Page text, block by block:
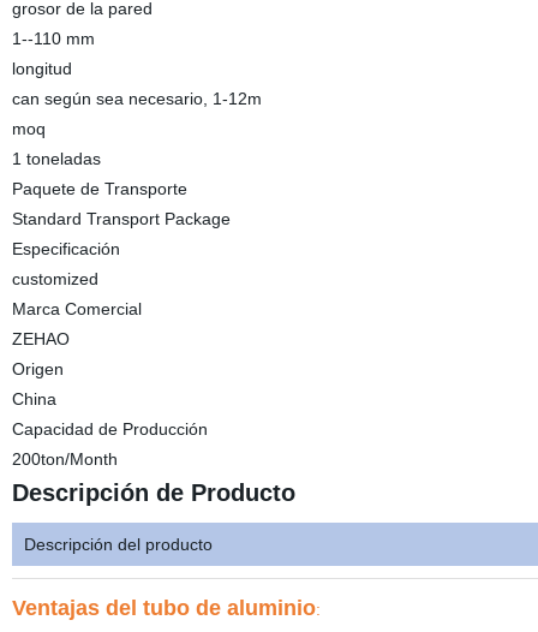
grosor de la pared
1--110 mm
longitud
can según sea necesario, 1-12m
moq
1 toneladas
Paquete de Transporte
Standard Transport Package
Especificación
customized
Marca Comercial
ZEHAO
Origen
China
Capacidad de Producción
200ton/Month
Descripción de Producto
Descripción del producto
Ventajas del tubo de aluminio: